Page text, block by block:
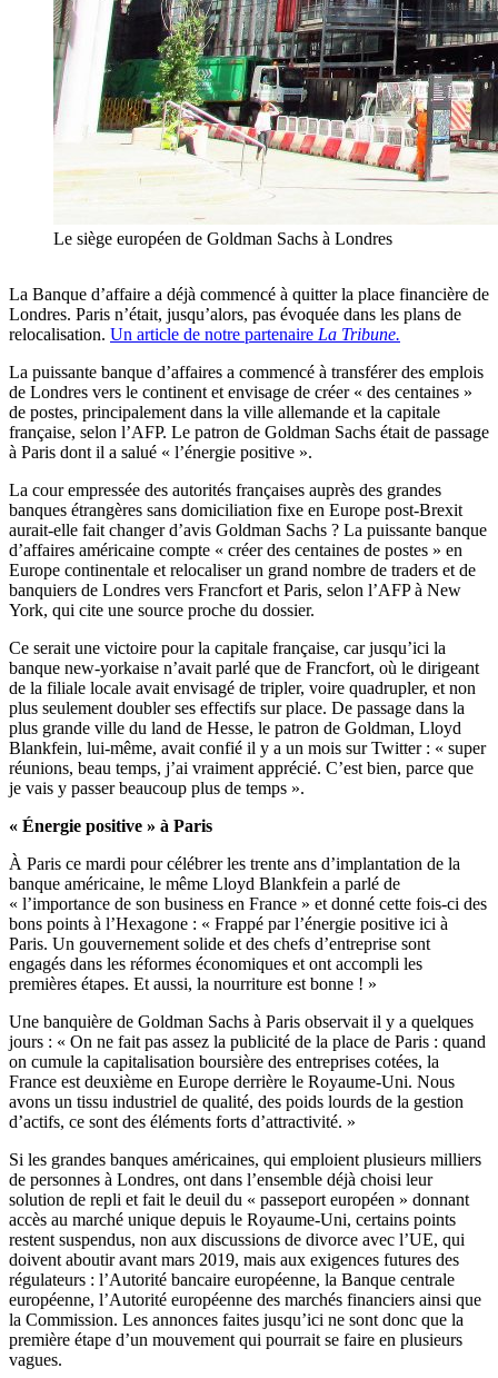
Le siège européen de Goldman Sachs à Londres
La Banque d’affaire a déjà commencé à quitter la place financière de
Londres. Paris n’était, jusqu’alors, pas évoquée dans les plans de
relocalisation. Un article de notre partenaire La Tribune.
La puissante banque d’affaires a commencé à transférer des emplois
de Londres vers le continent et envisage de créer « des centaines »
de postes, principalement dans la ville allemande et la capitale
française, selon l’AFP. Le patron de Goldman Sachs était de passage
à Paris dont il a salué « l’énergie positive ».
La cour empressée des autorités françaises auprès des grandes
banques étrangères sans domiciliation fixe en Europe post-Brexit
aurait-elle fait changer d’avis Goldman Sachs ? La puissante banque
d’affaires américaine compte « créer des centaines de postes » en
Europe continentale et relocaliser un grand nombre de traders et de
banquiers de Londres vers Francfort et Paris, selon l’AFP à New
York, qui cite une source proche du dossier.
Ce serait une victoire pour la capitale française, car jusqu’ici la
banque new-yorkaise n’avait parlé que de Francfort, où le dirigeant
de la filiale locale avait envisagé de tripler, voire quadrupler, et non
plus seulement doubler ses effectifs sur place. De passage dans la
plus grande ville du land de Hesse, le patron de Goldman, Lloyd
Blankfein, lui-même, avait confié il y a un mois sur Twitter : « super
réunions, beau temps, j’ai vraiment apprécié. C’est bien, parce que
je vais y passer beaucoup plus de temps ».
« Énergie positive » à Paris
À Paris ce mardi pour célébrer les trente ans d’implantation de la
banque américaine, le même Lloyd Blankfein a parlé de
« l’importance de son business en France » et donné cette fois-ci des
bons points à l’Hexagone : « Frappé par l’énergie positive ici à
Paris. Un gouvernement solide et des chefs d’entreprise sont
engagés dans les réformes économiques et ont accompli les
premières étapes. Et aussi, la nourriture est bonne ! »
Une banquière de Goldman Sachs à Paris observait il y a quelques
jours : « On ne fait pas assez la publicité de la place de Paris : quand
on cumule la capitalisation boursière des entreprises cotées, la
France est deuxième en Europe derrière le Royaume-Uni. Nous
avons un tissu industriel de qualité, des poids lourds de la gestion
d’actifs, ce sont des éléments forts d’attractivité. »
Si les grandes banques américaines, qui emploient plusieurs milliers
de personnes à Londres, ont dans l’ensemble déjà choisi leur
solution de repli et fait le deuil du « passeport européen » donnant
accès au marché unique depuis le Royaume-Uni, certains points
restent suspendus, non aux discussions de divorce avec l’UE, qui
doivent aboutir avant mars 2019, mais aux exigences futures des
régulateurs : l’Autorité bancaire européenne, la Banque centrale
européenne, l’Autorité européenne des marchés financiers ainsi que
la Commission. Les annonces faites jusqu’ici ne sont donc que la
première étape d’un mouvement qui pourrait se faire en plusieurs
vagues.